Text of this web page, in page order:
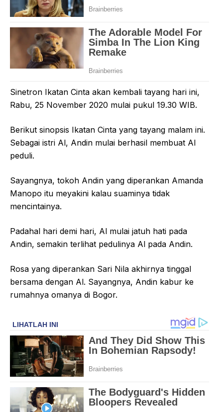
Sinetron Ikatan Cinta akan kembali tayang hari ini,
Rabu, 25 November 2020 mulai pukul 19.30 WIB.
Berikut sinopsis Ikatan Cinta yang tayang malam ini.
Sebagai istri Al, Andin mulai berhasil membuat Al
peduli.
Sayangnya, tokoh Andin yang diperankan Amanda
Manopo itu meyakini kalau suaminya tidak
mencintainya.
Padahal hari demi hari, Al mulai jatuh hati pada
Andin, semakin terlihat pedulinya Al pada Andin.
Rosa yang diperankan Sari Nila akhirnya tinggal
bersama dengan Al. Sayangnya, Andin kabur ke
rumahnya omanya di Bogor.